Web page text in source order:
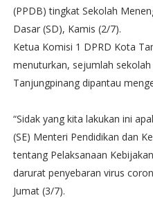
(PPDB) tingkat Sekolah
Dasar (SD), Kamis (2/7).
Ketua Komisi 1 DPRD Kota
menuturkan, sejumlah
Tanjungpinang dipantau
“Sidak yang kita lakukan ini
(SE) Menteri Pendidikan dan
tentang Pelaksanaan
darurat penyebaran virus
Jumat (3/7).